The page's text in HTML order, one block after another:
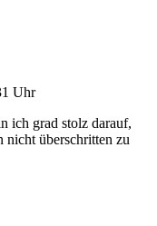
Uhr
ich grad stolz darauf,
nicht überschritten zu